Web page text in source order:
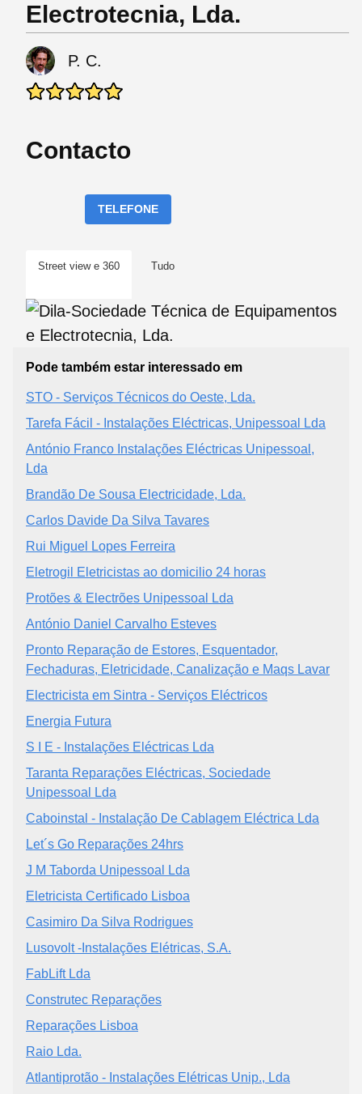
Electrotecnia, Lda.
P. C.
Contacto
TELEFONE
Street view e 360 Tudo
Pode também estar interessado em
STO - Serviços Técnicos do Oeste, Lda.
Tarefa Fácil - Instalações Eléctricas, Unipessoal Lda
António Franco Instalações Eléctricas Unipessoal,
Lda
Brandão De Sousa Electricidade, Lda.
Carlos Davide Da Silva Tavares
Rui Miguel Lopes Ferreira
Eletrogil Eletricistas ao domicilio 24 horas
Protões & Electrões Unipessoal Lda
António Daniel Carvalho Esteves
Pronto Reparação de Estores, Esquentador,
Fechaduras, Eletricidade, Canalização e Maqs Lavar
Electricista em Sintra - Serviços Eléctricos
Energia Futura
S I E - Instalações Eléctricas Lda
Taranta Reparações Eléctricas, Sociedade
Unipessoal Lda
Caboinstal - Instalação De Cablagem Eléctrica Lda
Let´s Go Reparações 24hrs
J M Taborda Unipessoal Lda
Eletricista Certificado Lisboa
Casimiro Da Silva Rodrigues
Lusovolt -Instalações Elétricas, S.A.
FabLift Lda
Construtec Reparações
Reparações Lisboa
Raio Lda.
Atlantiprotão - Instalações Elétricas Unip., Lda